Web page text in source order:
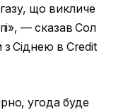
що викличе
— сказав Сол
з Сіднею в Credit
угода буде